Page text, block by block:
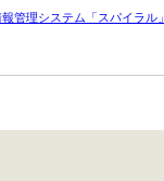
管理システム「スパイラル」